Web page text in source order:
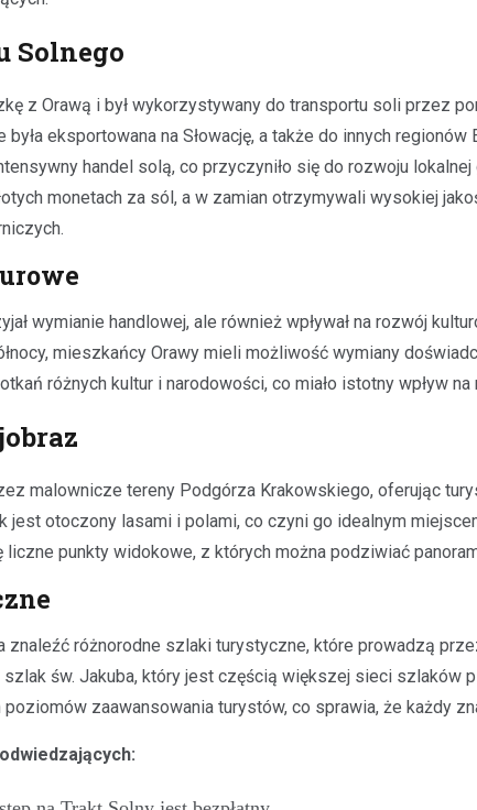
Solnego
z Orawą i był wykorzystywany do transportu soli przez
eksportowana na Słowację, a także do innych
handel solą, co przyczyniło się do rozwoju
monetach za sól, a w zamian otrzymywali wysokiej
wymianie handlowej, ale również wpływał na rozwój
mieszkańcy Orawy mieli możliwość wymiany
różnych kultur i narodowości, co miało istotny wpływ
malownicze tereny Podgórza Krakowskiego, oferując
jest otoczony lasami i polami, co czyni go idealnym
liczne punkty widokowe, z których można podziwiać
znaleźć różnorodne szlaki turystyczne, które prowadzą
św. Jakuba, który jest częścią większej sieci szlaków
zaawansowania turystów, co sprawia, że każdy